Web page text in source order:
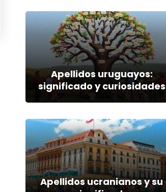
Apellidos uruguayos:
significado y curiosidades
Apellidos ucranianos y su